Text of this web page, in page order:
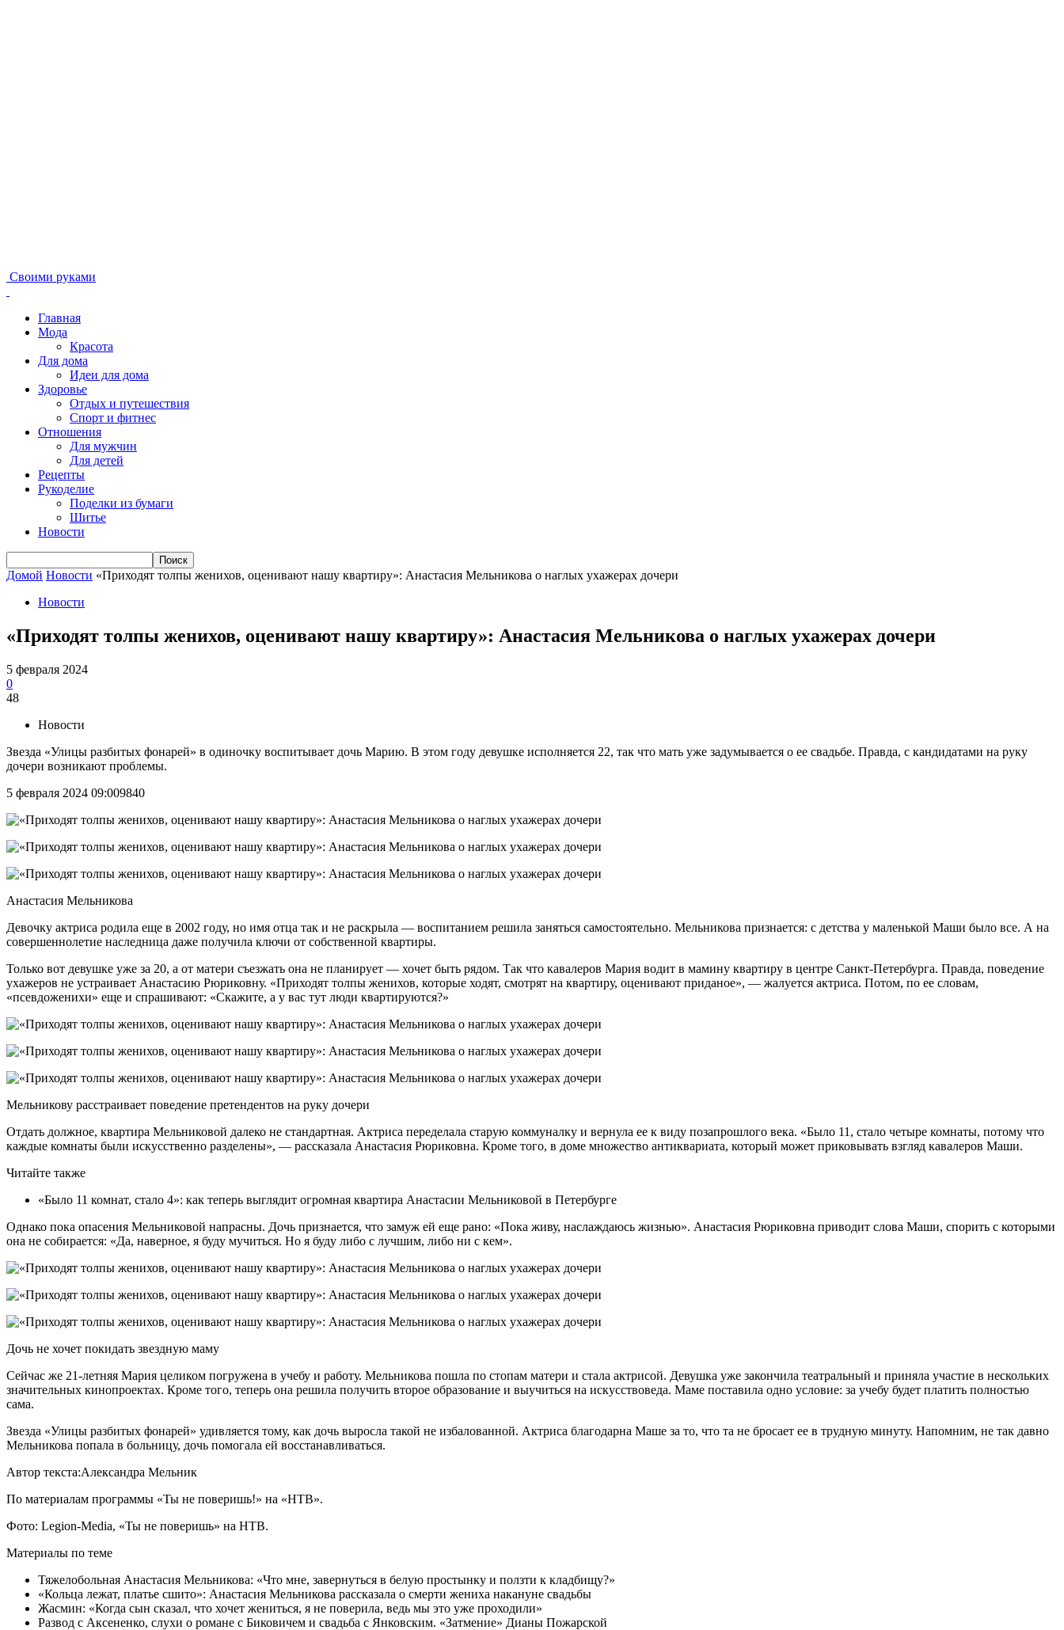
Своими руками
Главная
Мода
Красота
Для дома
Идеи для дома
Здоровье
Отдых и путешествия
Спорт и фитнес
Отношения
Для мужчин
Для детей
Рецепты
Рукоделие
Поделки из бумаги
Шитье
Новости
Домой Новости «Приходят толпы женихов, оценивают нашу квартиру»: Анастасия Мельникова о наглых ухажерах дочери
Новости
«Приходят толпы женихов, оценивают нашу квартиру»: Анастасия Мельникова о наглых ухажерах дочери
5 февраля 2024
0
48
Новости
Звезда «Улицы разбитых фонарей» в одиночку воспитывает дочь Марию. В этом году девушке исполняется 22, так что мать уже задумывается о ее свадьбе. Правда, с кандидатами на руку
дочери возникают проблемы.
5 февраля 2024 09:009840
Анастасия Мельникова
Девочку актриса родила еще в 2002 году, но имя отца так и не раскрыла — воспитанием решила заняться самостоятельно. Мельникова признается: с детства у маленькой Маши было все. А на
совершеннолетие наследница даже получила ключи от собственной квартиры.
Только вот девушке уже за 20, а от матери съезжать она не планирует — хочет быть рядом. Так что кавалеров Мария водит в мамину квартиру в центре Санкт-Петербурга. Правда, поведение
ухажеров не устраивает Анастасию Рюриковну. «Приходят толпы женихов, которые ходят, смотрят на квартиру, оценивают приданое», — жалуется актриса. Потом, по ее словам,
«псевдоженихи» еще и спрашивают: «Скажите, а у вас тут люди квартируются?»
Мельникову расстраивает поведение претендентов на руку дочери
Отдать должное, квартира Мельниковой далеко не стандартная. Актриса переделала старую коммуналку и вернула ее к виду позапрошлого века. «Было 11, стало четыре комнаты, потому что
каждые комнаты были искусственно разделены», — рассказала Анастасия Рюриковна. Кроме того, в доме множество антиквариата, который может приковывать взгляд кавалеров Маши.
Читайте также
«Было 11 комнат, стало 4»: как теперь выглядит огромная квартира Анастасии Мельниковой в Петербурге
Однако пока опасения Мельниковой напрасны. Дочь признается, что замуж ей еще рано: «Пока живу, наслаждаюсь жизнью». Анастасия Рюриковна приводит слова Маши, спорить с которыми
она не собирается: «Да, наверное, я буду мучиться. Но я буду либо с лучшим, либо ни с кем».
Дочь не хочет покидать звездную маму
Сейчас же 21-летняя Мария целиком погружена в учебу и работу. Мельникова пошла по стопам матери и стала актрисой. Девушка уже закончила театральный и приняла участие в нескольких
значительных кинопроектах. Кроме того, теперь она решила получить второе образование и выучиться на искусствоведа. Маме поставила одно условие: за учебу будет платить полностью
сама.
Звезда «Улицы разбитых фонарей» удивляется тому, как дочь выросла такой не избалованной. Актриса благодарна Маше за то, что та не бросает ее в трудную минуту. Напомним, не так давно
Мельникова попала в больницу, дочь помогала ей восстанавливаться.
Автор текста:Александра Мельник
По материалам программы «Ты не поверишь!» на «НТВ».
Фото: Legion-Media, «Ты не поверишь» на НТВ.
Материалы по теме
Тяжелобольная Анастасия Мельникова: «Что мне, завернуться в белую простынку и ползти к кладбищу?»
«Кольца лежат, платье сшито»: Анастасия Мельникова рассказала о смерти жениха накануне свадьбы
Жасмин: «Когда сын сказал, что хочет жениться, я не поверила, ведь мы это уже проходили»
Развод с Аксененко, слухи о романе с Биковичем и свадьба с Янковским. «Затмение» Дианы Пожарской